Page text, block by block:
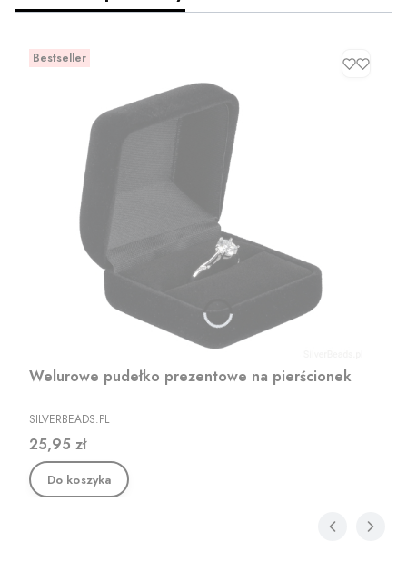
Bestseller
Welurowe pudełko prezentowe na pierścionek
PRODUCENT
SILVERBEADS.PL
Cena
25,95 zł
Do koszyka